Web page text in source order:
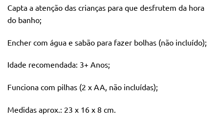
Capta a atenção das crianças para que desfrutem da hora
do banho;
Encher com água e sabão para fazer bolhas (não incluído);
Idade recomendada: 3+ Anos;
Funciona com pilhas (2 x AA, não incluídas);
Medidas aprox.: 23 x 16 x 8 cm.